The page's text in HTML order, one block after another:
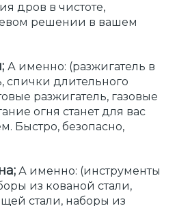
дров в чистоте,
решении в вашем
А именно: (разжигатель в
спички длительного
разжигатель, газовые
огня станет для вас
Быстро, безопасно,
А именно: (инструменты
из кованой стали,
стали, наборы из